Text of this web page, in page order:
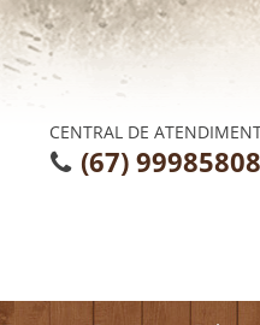
CENTRAL DE
(67)